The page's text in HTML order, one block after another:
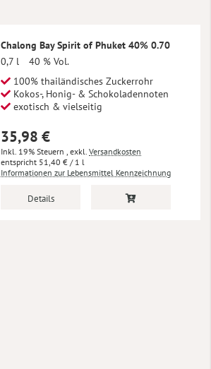
Chalong Bay Spirit of Phuket 40% 0.70
0,7 l
40 % Vol.
100% thailändisches Zuckerrohr
Kokos-, Honig- & Schokoladennoten
exotisch & vielseitig
35,98 €
Inkl. 19% Steuern exkl. Versandkosten
51,40 € / 1 l
Informationen zur Lebensmittel Kennzeichnung
Details